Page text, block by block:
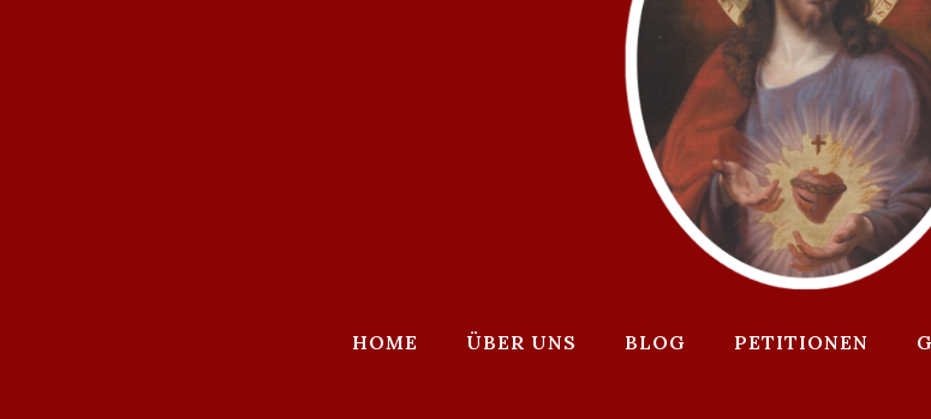
HOME ÜBER UNS BLOG PETITIONEN